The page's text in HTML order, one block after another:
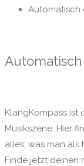
Automatisch
KlangKompass ist
Musikszene. Hier
alles, was man als
Finde jetzt deinen